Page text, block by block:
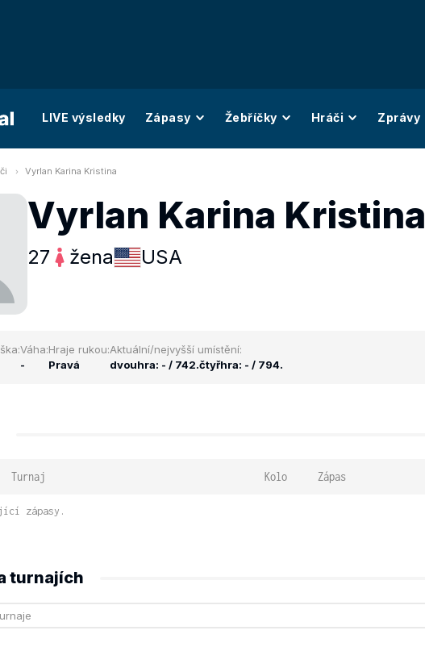
LIVE výsledky Zápasy Žebříčky Hráči Zprávy
Vyrlan Karina Kristina
Vyrlan Karina Kristina
27 žena USA
Váha:
-
Hraje rukou:
Pravá
Aktuální/nejvyšší umístění:
dvouhra: - / 742.čtyřhra: - / 794.
Turnaj Kolo Zápas
zápasy.
turnajích